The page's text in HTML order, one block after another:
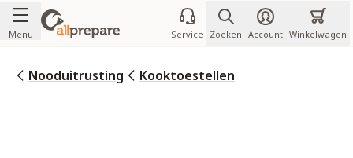
Ga naar de inhoud
Menu Service Zoeken Account Winkelwagen
Nooduitrusting Kooktoestellen